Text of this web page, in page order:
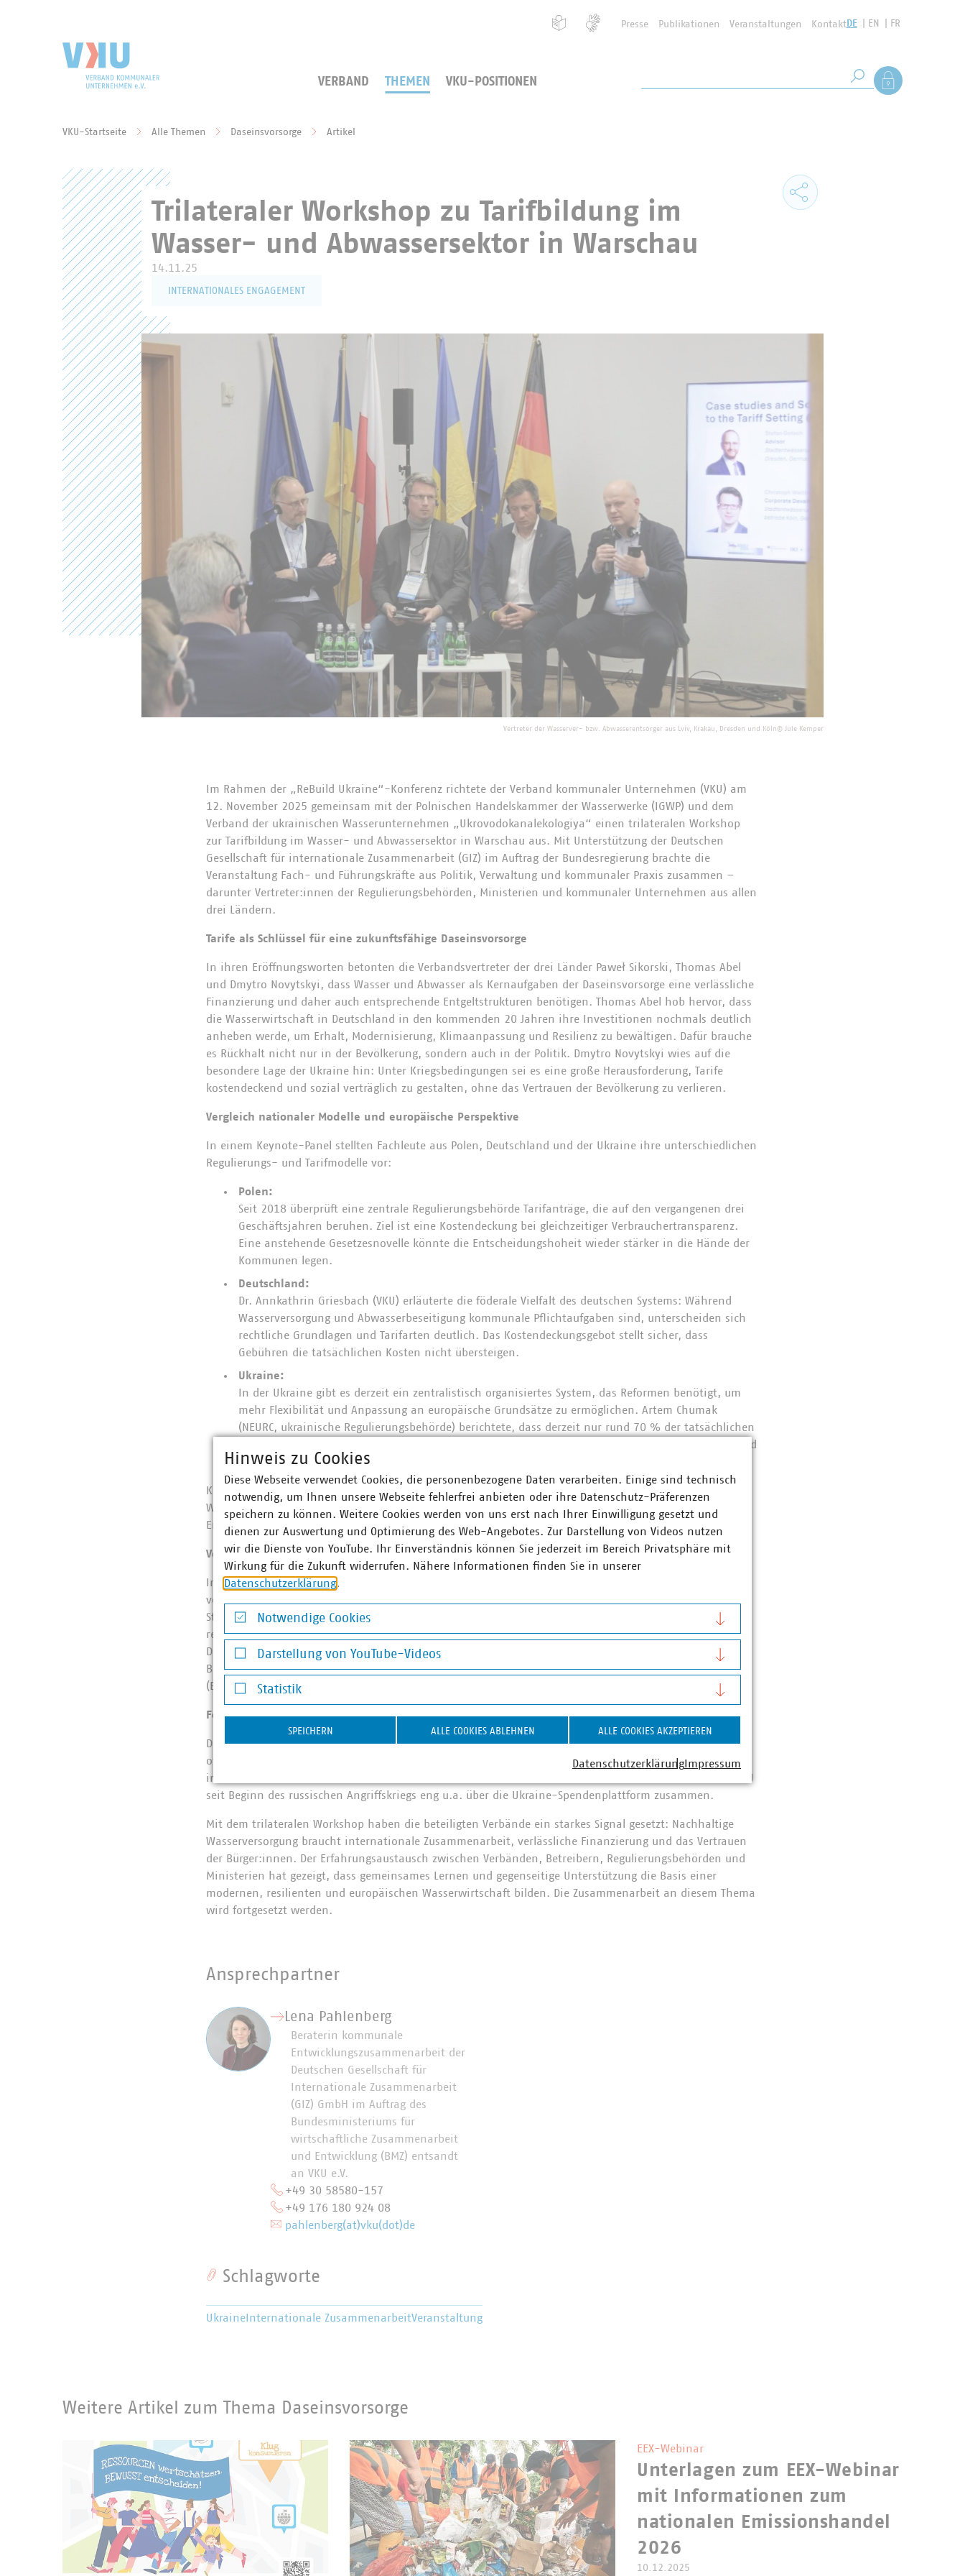
Presse Publikationen Veranstaltungen KontaktDE EN FR
VERBAND THEMEN VKU-POSITIONEN Suche starten
Als Mitglied
VKU-Startseite Alle Themen Daseinsvorsorge Artikel
Trilateraler Workshop zu Tarifbildung im
Wasser- und Abwassersektor in Warschau
14.11.25
INTERNATIONALES ENGAGEMENT
© Jule Kemper
Vertreter der Wasserver- bzw. Abwasserentsorger aus Lviv, Krakau, Dresden und Köln
Im Rahmen der „ReBuild Ukraine“-Konferenz richtete der Verband kommunaler Unternehmen (VKU) am
12. November 2025 gemeinsam mit der Polnischen Handelskammer der Wasserwerke (IGWP) und dem
Verband der ukrainischen Wasserunternehmen „Ukrovodokanalekologiya“ einen trilateralen Workshop
zur Tarifbildung im Wasser- und Abwassersektor in Warschau aus. Mit Unterstützung der Deutschen
Gesellschaft für internationale Zusammenarbeit (GIZ) im Auftrag der Bundesregierung brachte die
Veranstaltung Fach- und Führungskräfte aus Politik, Verwaltung und kommunaler Praxis zusammen –
darunter Vertreter:innen der Regulierungsbehörden, Ministerien und kommunaler Unternehmen aus allen
drei Ländern.
Tarife als Schlüssel für eine zukunftsfähige Daseinsvorsorge
In ihren Eröffnungsworten betonten die Verbandsvertreter der drei Länder Paweł Sikorski, Thomas Abel
und Dmytro Novytskyi, dass Wasser und Abwasser als Kernaufgaben der Daseinsvorsorge eine verlässliche
Finanzierung und daher auch entsprechende Entgeltstrukturen benötigen. Thomas Abel hob hervor, dass
die Wasserwirtschaft in Deutschland in den kommenden 20 Jahren ihre Investitionen nochmals deutlich
anheben werde, um Erhalt, Modernisierung, Klimaanpassung und Resilienz zu bewältigen. Dafür brauche
es Rückhalt nicht nur in der Bevölkerung, sondern auch in der Politik. Dmytro Novytskyi wies auf die
besondere Lage der Ukraine hin: Unter Kriegsbedingungen sei es eine große Herausforderung, Tarife
kostendeckend und sozial verträglich zu gestalten, ohne das Vertrauen der Bevölkerung zu verlieren.
Vergleich nationaler Modelle und europäische Perspektive
In einem Keynote-Panel stellten Fachleute aus Polen, Deutschland und der Ukraine ihre unterschiedlichen
Regulierungs- und Tarifmodelle vor:
Polen:
Seit 2018 überprüft eine zentrale Regulierungsbehörde Tarifanträge, die auf den vergangenen drei
Geschäftsjahren beruhen. Ziel ist eine Kostendeckung bei gleichzeitiger Verbrauchertransparenz.
Eine anstehende Gesetzesnovelle könnte die Entscheidungshoheit wieder stärker in die Hände der
Kommunen legen.
Deutschland:
Dr. Annkathrin Griesbach (VKU) erläuterte die föderale Vielfalt des deutschen Systems: Während
Wasserversorgung und Abwasserbeseitigung kommunale Pflichtaufgaben sind, unterscheiden sich
rechtliche Grundlagen und Tarifarten deutlich. Das Kostendeckungsgebot stellt sicher, dass
Gebühren die tatsächlichen Kosten nicht übersteigen.
Ukraine:
In der Ukraine gibt es derzeit ein zentralistisch organisiertes System, das Reformen benötigt, um
mehr Flexibilität und Anpassung an europäische Grundsätze zu ermöglichen. Artem Chumak
(NEURC, ukrainische Regulierungsbehörde) berichtete, dass derzeit nur rund 70 % der tatsächlichen
Kosten durch Tarife gedeckt werden. Eine schrittweise Anpassung, eine bessere Datengrundlage und
Benchmarking-Verfahren sollen helfen, Wirtschaftlichkeit und Akzeptanz zu stärken.
Klara Ramm (EurEau, IGWP) ordnete die Diskussion in die europäische Perspektive ein: Während die
Wasserqualität EU-weit geregelt sei, liege die Preisgestaltung in der Verantwortung der Mitgliedstaaten.
Entscheidend sei die Balance zwischen Investitionsbedarf, sozialer Gerechtigkeit und Verbraucherschutz.
Vertrauen, Transparenz und Beteiligung als Erfolgsfaktoren
In der anschließenden Panel- und Workshop-Phase wurden Praxisbeispiele und Lösungsansätze
vorgestellt. Piotr Ziętara (Vorsitzender der Krakauer Wasserwerke) und Vertreter der
Stadtentwässerungsbetriebe Köln und der Stadtentwässerung Dresden zeigten, dass Transparenz und
regelmäßige, moderate Anpassungen der Tarife zu größerem Vertrauen führen.
Die Teilnehmenden arbeiteten in Gruppen zu den Themen Tarifkalkulation, soziale Verträglichkeit und
Bürgerbeteiligung. Diskutiert wurde unter anderem, wie durch klare Kommunikation, Datenvergleiche
(Benchmarking) und kontinuierliche Aufklärung das Vertrauen der Bevölkerung gestärkt werden kann.
Fortsetzung starker Partnerschaften
Die Kooperation zwischen dem VKU und dem polnischen Wasserverband IGWP geht auf ein Memorandum
of Understanding aus dem Jahr 2023 zurück. Der Workshop in Warschau war die erste gemeinsame
internationale Aktivität im Rahmen dieser Partnerschaft. Mit dem ukrainischen Verband arbeitet der VKU
seit Beginn des russischen Angriffskriegs eng u.a. über die Ukraine-Spendenplattform zusammen.
Mit dem trilateralen Workshop haben die beteiligten Verbände ein starkes Signal gesetzt: Nachhaltige
Wasserversorgung braucht internationale Zusammenarbeit, verlässliche Finanzierung und das Vertrauen
der Bürger:innen. Der Erfahrungsaustausch zwischen Verbänden, Betreibern, Regulierungsbehörden und
Ministerien hat gezeigt, dass gemeinsames Lernen und gegenseitige Unterstützung die Basis einer
modernen, resilienten und europäischen Wasserwirtschaft bilden. Die Zusammenarbeit an diesem Thema
wird fortgesetzt werden.
Ansprechpartner
Lena Pahlenberg
Beraterin kommunale
Entwicklungszusammenarbeit der
Deutschen Gesellschaft für
Internationale Zusammenarbeit
(GIZ) GmbH im Auftrag des
Bundesministeriums für
wirtschaftliche Zusammenarbeit
und Entwicklung (BMZ) entsandt
an VKU e.V.
+49 30 58580-157
+49 176 180 924 08
pahlenberg(at)vku(dot)de
Schlagworte
Ukraine Internationale ZusammenarbeitVeranstaltung
Weitere Artikel zum Thema Daseinsvorsorge
EEX-Webinar
Unterlagen zum EEX-Webinar
mit Informationen zum
nationalen Emissionshandel
2026
10.12.2025
Hinweis zu Cookies
Diese Webseite verwendet Cookies, die personenbezogene Daten verarbeiten. Einige sind technisch
notwendig, um Ihnen unsere Webseite fehlerfrei anbieten oder ihre Datenschutz-Präferenzen
speichern zu können. Weitere Cookies werden von uns erst nach Ihrer Einwilligung gesetzt und
dienen zur Auswertung und Optimierung des Web-Angebotes. Zur Darstellung von Videos nutzen
wir die Dienste von YouTube. Ihr Einverständnis können Sie jederzeit im Bereich Privatsphäre mit
Wirkung für die Zukunft widerrufen. Nähere Informationen finden Sie in unserer
Datenschutzerklärung.
Notwendige Cookies
Notwendige Cookies
Darstellung von YouTube-Videos
Darstellung von YouTube-Videos
Statistik
Statistik
SPEICHERN ALLE COOKIES ABLEHNEN ALLE COOKIES AKZEPTIEREN
Datenschutzerklärung Impressum